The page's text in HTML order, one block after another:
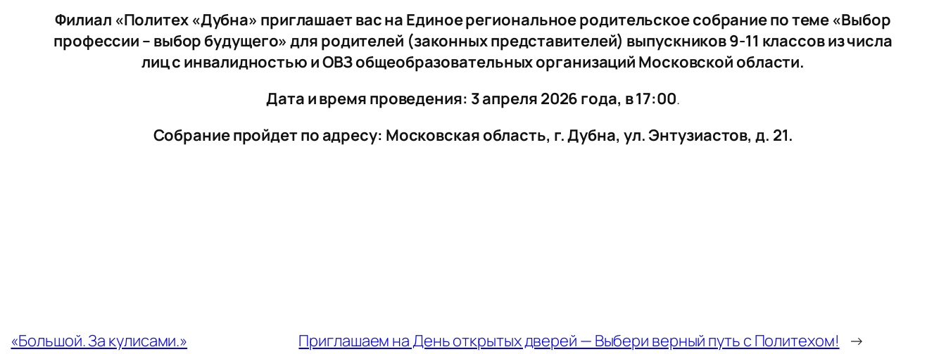
Филиал «Политех «Дубна» приглашает вас на Единое региональное родительское собрание по теме «Выбор
профессии – выбор будущего» для родителей (законных представителей) выпускников 9-11 классов из числа
лиц с инвалидностью и ОВЗ общеобразовательных организаций Московской области.
Дата и время проведения: 3 апреля 2026 года, в 17:00.
Собрание пройдет по адресу: Московская область, г. Дубна, ул. Энтузиастов, д. 21.
«Большой. За кулисами.» Приглашаем на День открытых дверей — Выбери верный путь с Политехом! →